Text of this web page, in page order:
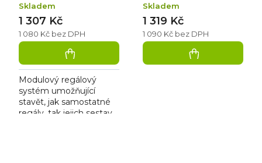
Skladem
1 080 Kč bez DPH
1 307 Kč
Modulový regálový
systém umožňující
stavět, jak samostatné
regály, tak jejich sestavy
Skladem
1 090 Kč bez DPH
1 319 Kč